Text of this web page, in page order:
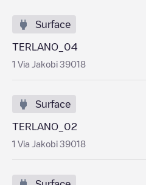
Surface
TERLANO_04
1 Via Jakobi 39018
Surface
TERLANO_02
1 Via Jakobi 39018